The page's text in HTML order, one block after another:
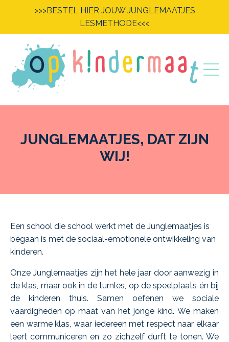
>>>BESTEL HIER JOUW JUNGLEMAATJES
LESMETHODE<<<
JUNGLEMAATJES, DAT ZIJN
WIJ!
Een school die school werkt met de Junglemaatjes is
begaan is met de sociaal-emotionele ontwikkeling van
kinderen.
Onze Junglemaatjes zijn het hele jaar door aanwezig in
de klas, maar ook in de turnles, op de speelplaats én bij
de kinderen thuis. Samen oefenen we sociale
vaardigheden op maat van het jonge kind. We maken
een warme klas, waar iedereen met respect naar elkaar
leert communiceren en zo zichzelf durft te tonen. We